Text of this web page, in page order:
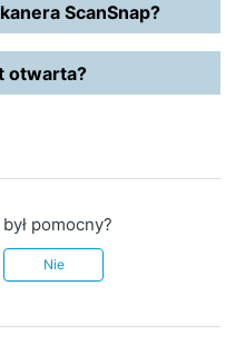
ScanSnap?
otwarta?
pomocny?
Nie